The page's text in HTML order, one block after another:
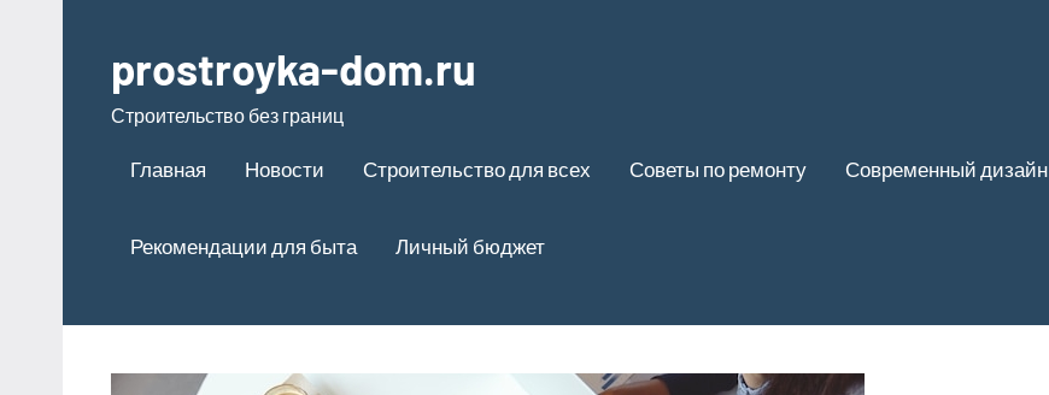
содержимому
prostroyka-dom.ru
Строительство без границ
Главная Новости Строительство для всех Советы по ремонту Современный дизайн
Рекомендации для быта Личный бюджет